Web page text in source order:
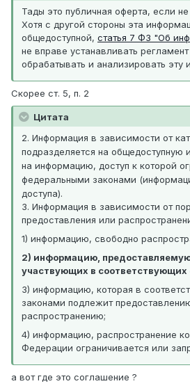
Тады это публичная оферта, если
Хотя с другой стороны эта
общедоступной, статья 7 ФЗ "Об
не вправе устанавливать
обрабатывать и анализировать эту
Скорее ст. 5, п. 2
Цитата
2. Информация в зависимости от
подразделяется на
на информацию, доступ к которой
федеральными законами
доступа).
3. Информация в зависимости от
предоставления или
1) информацию, свободно
2) информацию,
участвующих в соответствующих
3) информацию, которая в
законами подлежит
распространению;
4) информацию, распространение
Федерации ограничивается или
а вот где это соглашение ?